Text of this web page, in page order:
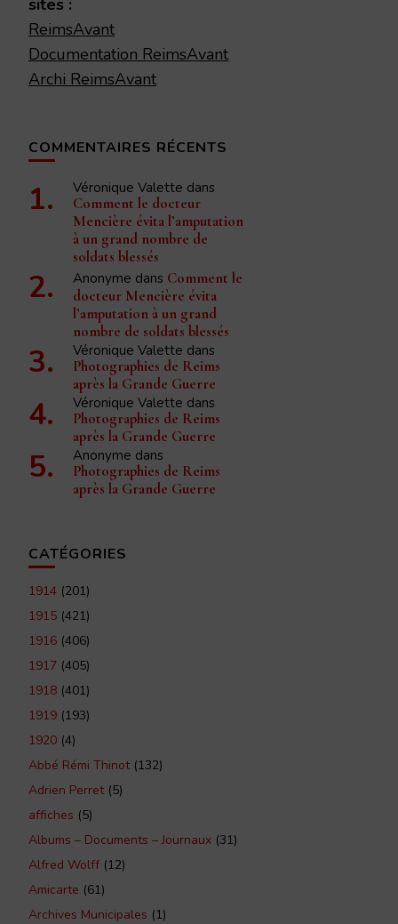
ReimsAvant
Documentation ReimsAvant
Archi ReimsAvant
COMMENTAIRES RÉCENTS
Véronique Valette dans
Comment le docteur
Mencière évita l’amputation
à un grand nombre de
soldats blessés
Anonyme dans Comment le
docteur Mencière évita
l’amputation à un grand
nombre de soldats blessés
Véronique Valette dans
Photographies de Reims
après la Grande Guerre
Véronique Valette dans
Photographies de Reims
après la Grande Guerre
Anonyme dans
Photographies de Reims
après la Grande Guerre
CATÉGORIES
1914 (201)
1915 (421)
1916 (406)
1917 (405)
1918 (401)
1919 (193)
1920 (4)
Abbé Rémi Thinot(132)
Adrien Perret(5)
affiches (5)
Albums – Documents – Journaux (31)
Alfred Wolff (12)
Amicarte (61)
Archives Municipales (1)